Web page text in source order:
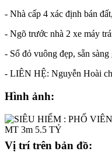
- Nhà cấp 4 xác định bán
- Ngõ trước nhà 2 xe máy
- Sổ đỏ vuông đẹp, sẵn sàng
- LIÊN HỆ: Nguyễn Hoài
Hình ảnh:
Vị trí trên bản đồ: